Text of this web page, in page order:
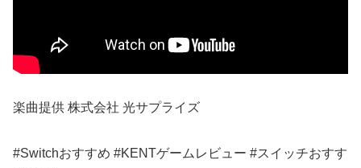
楽曲提供 株式会社 光サプライズ
#Switchおすすめ #KENTゲームレビュー #スイッチおすす